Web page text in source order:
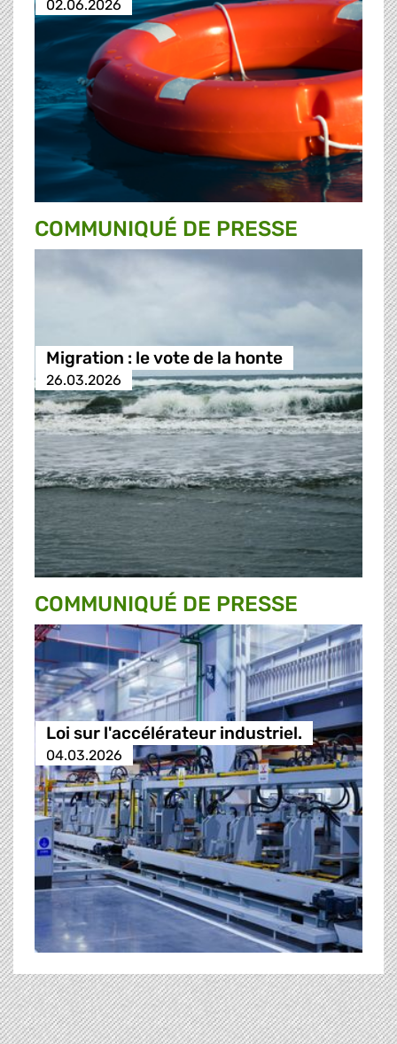
02.06.2026
COMMUNIQUÉ DE PRESSE
Migration : le vote de la honte
26.03.2026
COMMUNIQUÉ DE PRESSE
Loi sur l'accélérateur industriel.
04.03.2026